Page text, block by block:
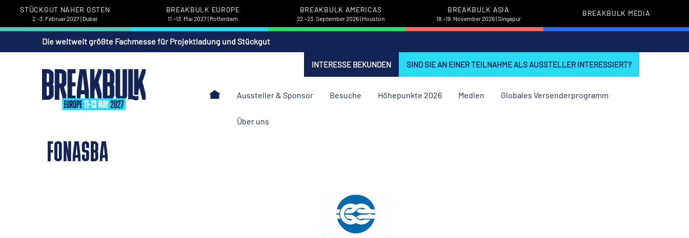
STÜCKGUT NAHER OSTEN
2.–3. Februar 2027 | Dubai
BREAKBULK EUROPE
11.–13. Mai 2027 | Rotterdam
BREAKBULK AMERICAS
22.–23. September 2026 | Houston
BREAKBULK ASIA
18.–19. November 2026 | Singapur
BREAKBULK MEDIA
Die weltweit größte Fachmesse für Projektladung und Stückgut
INTERESSE BEKUNDEN SIND SIE AN EINER TEILNAHME ALS AUSSTELLER INTERESSIERT?
Aussteller & Sponsor Besuche Höhepunkte 2026 Medien Globales Versenderprogramm
Über uns
FONASBA